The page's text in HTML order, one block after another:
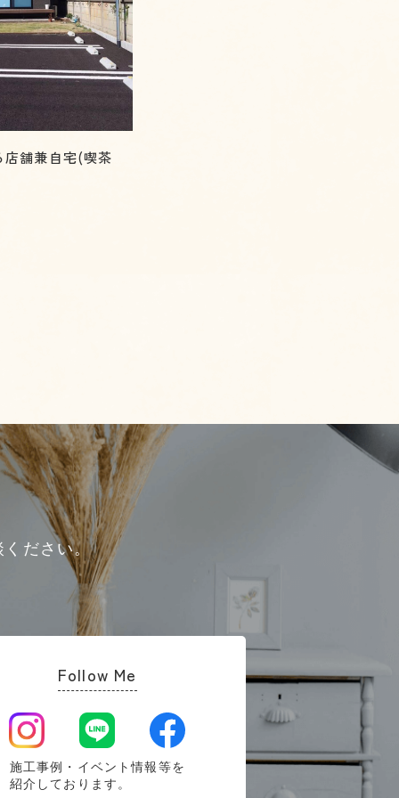
舗兼自宅(喫茶
ください。
Follow Me
施工事例・イベント情報等を
紹介しております。